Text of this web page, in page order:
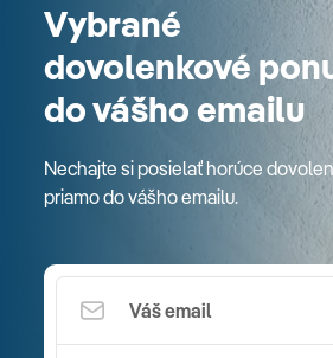
Vybrané
dovolenkové
do vášho emailu
Nechajte si posielať horúce
priamo do vášho emailu.